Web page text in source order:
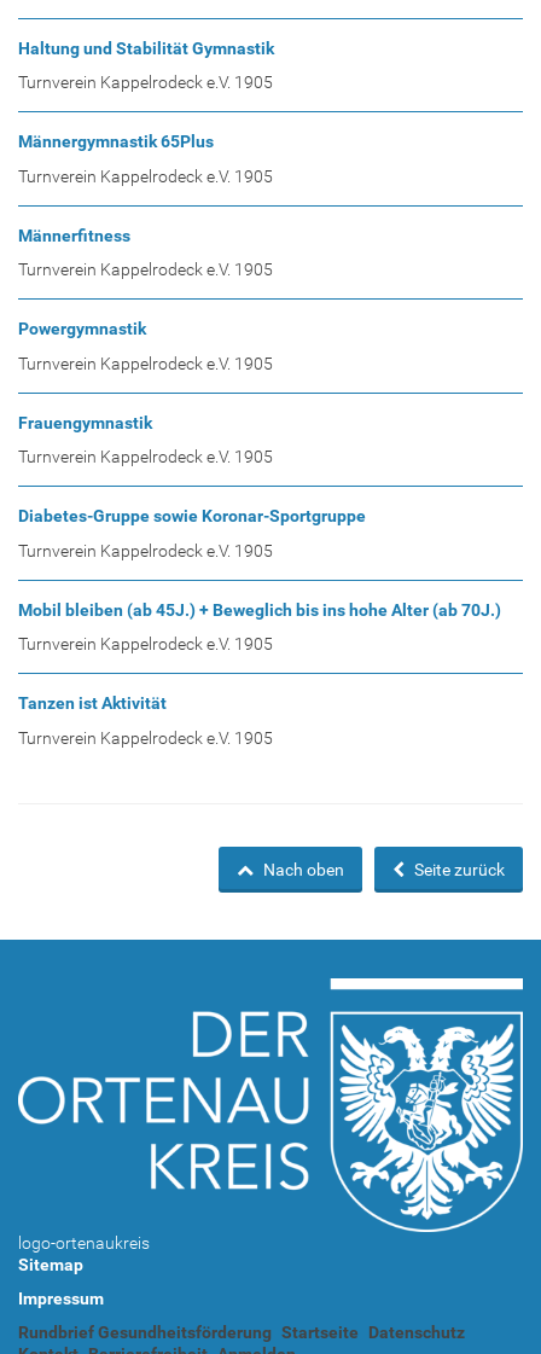
Haltung und Stabilität Gymnastik
Turnverein Kappelrodeck e.V. 1905
Männergymnastik 65Plus
Turnverein Kappelrodeck e.V. 1905
Männerfitness
Turnverein Kappelrodeck e.V. 1905
Powergymnastik
Turnverein Kappelrodeck e.V. 1905
Frauengymnastik
Turnverein Kappelrodeck e.V. 1905
Diabetes-Gruppe sowie Koronar-Sportgruppe
Turnverein Kappelrodeck e.V. 1905
Mobil bleiben (ab 45J.) + Beweglich bis ins hohe Alter (ab 70J.)
Turnverein Kappelrodeck e.V. 1905
Tanzen ist Aktivität
Turnverein Kappelrodeck e.V. 1905
Seite zurück
Nach oben
logo-ortenaukreis
Sitemap
Impressum
Rundbrief Gesundheitsförderung Startseite
Datenschutz